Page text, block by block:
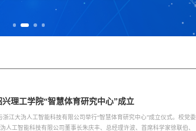
理工学院“智慧体育研究中心”成立
浙江大沩人工智能科技有限公司举行“智慧体育研究中心”成立仪式。校党委
人工智能科技有限公司董事长朱庆丰、总经理许波、首席科学家徐联伯、